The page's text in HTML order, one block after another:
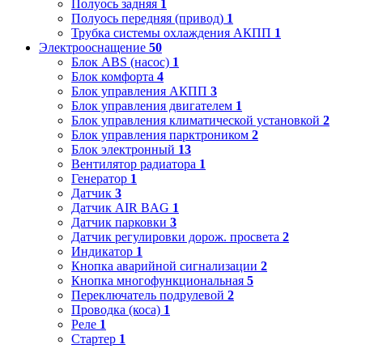
Полуось задняя 1
Полуось передняя (привод) 1
Трубка системы охлаждения АКПП 1
Электрооснащение 50
Блок ABS (насос) 1
Блок комфорта 4
Блок управления АКПП 3
Блок управления двигателем 1
Блок управления климатической установкой 2
Блок управления парктроником 2
Блок электронный 13
Вентилятор радиатора 1
Генератор 1
Датчик 3
Датчик AIR BAG 1
Датчик парковки 3
Датчик регулировки дорож. просвета 2
Индикатор 1
Кнопка аварийной сигнализации 2
Кнопка многофункциональная 5
Переключатель подрулевой 2
Проводка (коса) 1
Реле 1
Стартер 1